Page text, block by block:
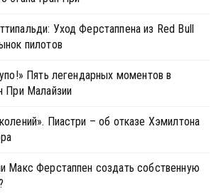
Уход Ферстаппена из Red Bull
пилотов
Пять легендарных моментов в
При Малайзии
Пиастри – об отказе Хэмилтона
Макс Ферстаппен создать собственную